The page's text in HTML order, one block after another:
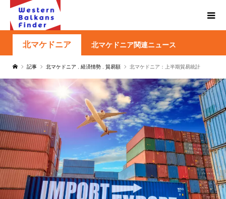
北マケドニア 北マケドニア関連ニュース
記事 北マケドニア 経済情勢 貿易額 北マケドニア：上半期貿易統計